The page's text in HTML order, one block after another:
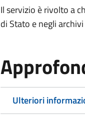
Il servizio è rivolto a
di Stato e negli
Ulteriori